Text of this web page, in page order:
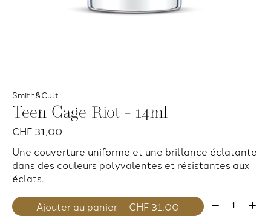
Smith&Cult
Teen Cage Riot - 14ml
CHF 31,00
Une couverture uniforme et une brillance éclatante
dans des couleurs polyvalentes et résistantes aux
éclats.
Ajouter au panier — CHF 31,00 Quantité: